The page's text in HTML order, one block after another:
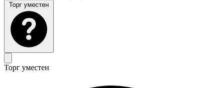
Торг уместен
Торг уместен